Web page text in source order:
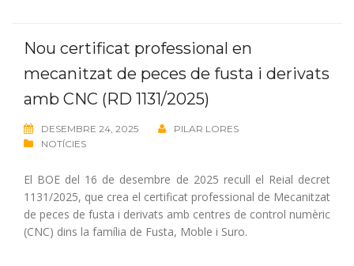
Nou certificat professional en
mecanitzat de peces de fusta i derivats
amb CNC (RD 1131/2025)
DESEMBRE 24, 2025
PILAR LORES
NOTÍCIES
El BOE del 16 de desembre de 2025 recull el Reial decret
1131/2025, que crea el certificat professional de Mecanitzat
de peces de fusta i derivats amb centres de control numèric
(CNC) dins la família de Fusta, Moble i Suro.